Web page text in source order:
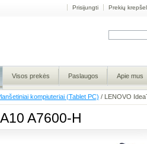
Prekių
Prisijungti
Visos prekės Paslaugos Apie mus
kompiuteriai (Tablet PC) / LENOVO
A7600-H